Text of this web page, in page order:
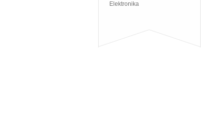
Elektronika